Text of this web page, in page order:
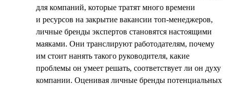
для компаний, которые тратят много времени
и ресурсов на закрытие вакансии топ-менеджеров,
личные бренды экспертов становятся настоящими
маяками. Они транслируют работодателям, почему
им стоит нанять такого руководителя, какие
проблемы он умеет решать, соответствует ли он духу
компании. Оценивая личные бренды потенциальных